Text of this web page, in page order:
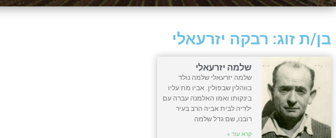
בן/ת זוג: רבקה יזרעאלי
שלמה יזרעאלי
שלמה יזרעאלי שלמה נולד
בווהלין שבפולין. אביו מת עליו
בינקותו ואמו האלמנה עברה עם
ילדיה לבית אביה הרב בעיר
רובנו, שם גדל שלמה
קרא עוד »